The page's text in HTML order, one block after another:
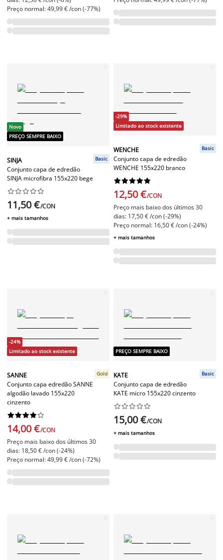
Preço normal: 49,99 € /con (-77%)
Novo
PREÇO SEMPRE BAIXO
SINJA
Conjunto capa de edredão
SINJA microfibra 155x220 bege
Basic






11,50 €/CON
+ mais tamanhos
-29%
Limitado ao stock existente
WENCHE
Conjunto capa de edredão
WENCHE 155x220 branco
Basic






12,50 €/CON
Preço mais baixo dos últimos 30
dias: 17,50 € /con (-29%)
Preço normal: 16,50 € /con (-24%)
+ mais tamanhos
-24%
Limitado ao stock existente
SANNE
Conjunto capa edredão SANNE
algodão lavado 155x220
cinzento
Gold






14,00 €/CON
Preço mais baixo dos últimos 30
dias: 18,50 € /con (-24%)
Preço normal: 49,99 € /con (-72%)
PREÇO SEMPRE BAIXO
KATE
Conjunto capa de edredão
KATE micro 155x220 cinzento
Basic






15,00 €/CON
+ mais tamanhos